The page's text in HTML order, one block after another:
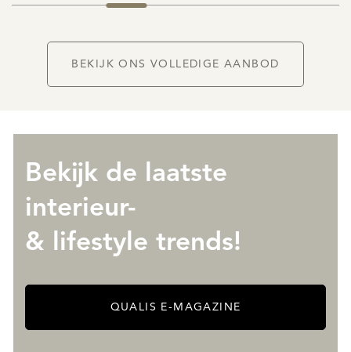
BEKIJK ONS VOLLEDIGE AANBOD
Bekijk de laatste
interieur-
& lifestyle trends!
QUALIS E-MAGAZINE